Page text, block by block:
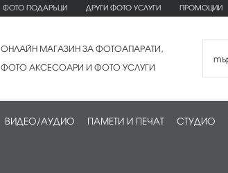
ФОТО ПОДАРЪЦИ ДРУГИ ФОТО УСЛУГИ ПРОМОЦИИ
ОНЛАЙН МАГАЗИН ЗА ФОТОАПАРАТИ,
ФОТО АКСЕСОАРИ И ФОТО УСЛУГИ
ВИДЕО/АУДИО ПАМЕТИ И ПЕЧАТ СТУДИО